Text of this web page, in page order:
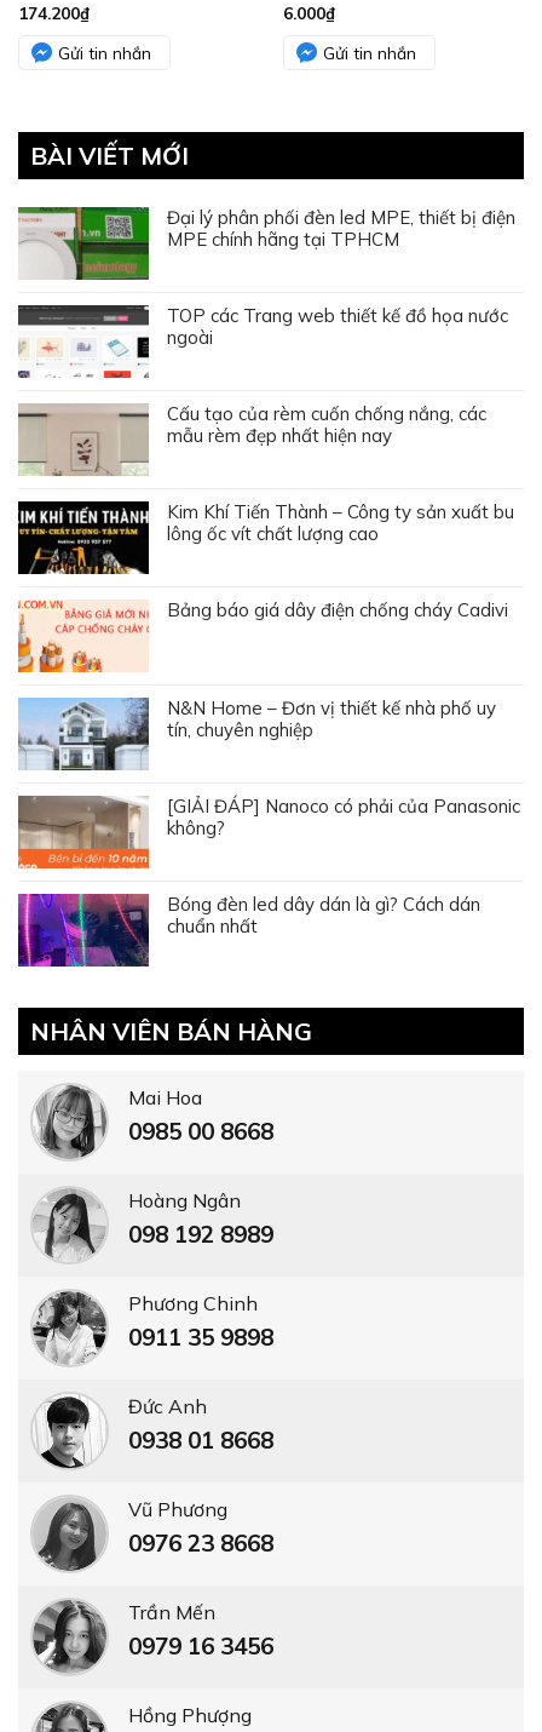
174.200₫
Gửi tin nhắn
6.000₫
Gửi tin nhắn
BÀI VIẾT MỚI
Đại lý phân phối đèn led MPE, thiết bị điện
MPE chính hãng tại TPHCM
TOP các Trang web thiết kế đồ họa nước
ngoài
Cấu tạo của rèm cuốn chống nắng, các
mẫu rèm đẹp nhất hiện nay
Kim Khí Tiến Thành – Công ty sản xuất bu
lông ốc vít chất lượng cao
Bảng báo giá dây điện chống cháy Cadivi
N&N Home – Đơn vị thiết kế nhà phố uy
tín, chuyên nghiệp
[GIẢI ĐÁP] Nanoco có phải của Panasonic
không?
Bóng đèn led dây dán là gì? Cách dán
chuẩn nhất
NHÂN VIÊN BÁN HÀNG
Mai Hoa
0985 00 8668
Hoàng Ngân
098 192 8989
Phương Chinh
0911 35 9898
Đức Anh
0938 01 8668
Vũ Phương
0976 23 8668
Trần Mến
0979 16 3456
Hồng Phượng